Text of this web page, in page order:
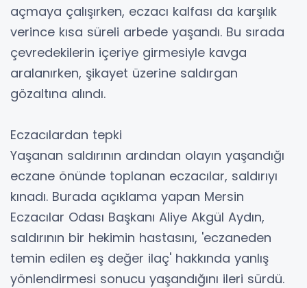
açmaya çalışırken, eczacı kalfası da karşılık
verince kısa süreli arbede yaşandı. Bu sırada
çevredekilerin içeriye girmesiyle kavga
aralanırken, şikayet üzerine saldırgan
gözaltına alındı.
Eczacılardan tepki
Yaşanan saldırının ardından olayın yaşandığı
eczane önünde toplanan eczacılar, saldırıyı
kınadı. Burada açıklama yapan Mersin
Eczacılar Odası Başkanı Aliye Akgül Aydın,
saldırının bir hekimin hastasını, 'eczaneden
temin edilen eş değer ilaç' hakkında yanlış
yönlendirmesi sonucu yaşandığını ileri sürdü.